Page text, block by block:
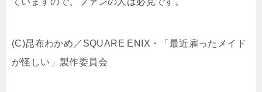
(C)昆布わかめ／SQUARE ENIX・「最近雇ったメイド
が怪しい」製作委員会